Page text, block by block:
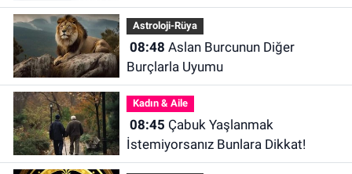
sorgulanacak?
Astroloji-Rüya
08:48
Burçlarla Uyumu
Kadın & Aile
08:45
İstemiyorsanız Bunlara Dikkat!